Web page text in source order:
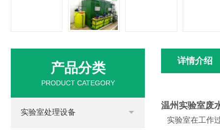
详情介绍
温州实验室废
实验室在工作
产品分类
PRODUCT CATEGORY
实验室处理设备